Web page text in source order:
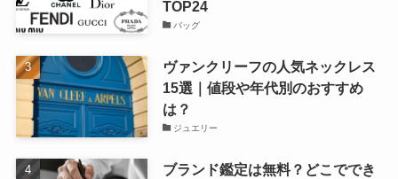
TOP24
バッグ
ヴァンクリーフの人気ネックレス
15選｜値段や年代別のおすすめ
は？
ジュエリー
ブランド鑑定は無料？どこででき